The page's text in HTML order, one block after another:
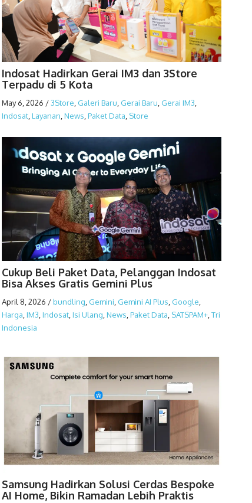
Indosat Hadirkan Gerai IM3 dan 3Store
Terpadu di 5 Kota
May 6, 2026 /3Store Galeri Baru Gerai Baru Gerai IM3
Indosat, Layanan News Paket Data Store
Cukup Beli Paket Data, Pelanggan Indosat
Bisa Akses Gratis Gemini Plus
April 8, 2026 /bundling Gemini Gemini AI Plus Google
Harga IM3 Indosat, Isi Ulang News Paket Data SATSPAM+, Tri
Indonesia
Samsung Hadirkan Solusi Cerdas Bespoke
AI Home, Bikin Ramadan Lebih Praktis